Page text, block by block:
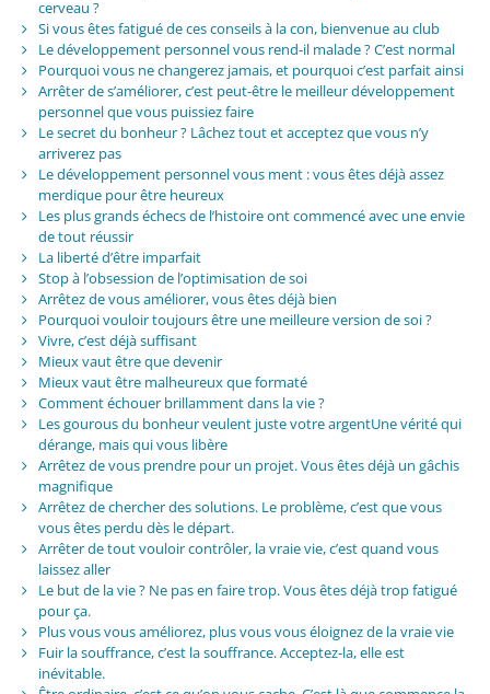
cerveau ?
Si vous êtes fatigué de ces conseils à la con, bienvenue au club
Le développement personnel vous rend-il malade ? C’est normal
Pourquoi vous ne changerez jamais, et pourquoi c’est parfait ainsi
Arrêter de s’améliorer, c’est peut-être le meilleur développement
personnel que vous puissiez faire
Le secret du bonheur ? Lâchez tout et acceptez que vous n’y
arriverez pas
Le développement personnel vous ment : vous êtes déjà assez
merdique pour être heureux
Les plus grands échecs de l’histoire ont commencé avec une envie
de tout réussir
La liberté d’être imparfait
Stop à l’obsession de l’optimisation de soi
Arrêtez de vous améliorer, vous êtes déjà bien
Pourquoi vouloir toujours être une meilleure version de soi ?
Vivre, c’est déjà suffisant
Mieux vaut être que devenir
Mieux vaut être malheureux que formaté
Comment échouer brillamment dans la vie ?
Les gourous du bonheur veulent juste votre argentUne vérité qui
dérange, mais qui vous libère
Arrêtez de vous prendre pour un projet. Vous êtes déjà un gâchis
magnifique
Arrêtez de chercher des solutions. Le problème, c’est que vous
vous êtes perdu dès le départ.
Arrêter de tout vouloir contrôler, la vraie vie, c’est quand vous
laissez aller
Le but de la vie ? Ne pas en faire trop. Vous êtes déjà trop fatigué
pour ça.
Plus vous vous améliorez, plus vous vous éloignez de la vraie vie
Fuir la souffrance, c’est la souffrance. Acceptez-la, elle est
inévitable.